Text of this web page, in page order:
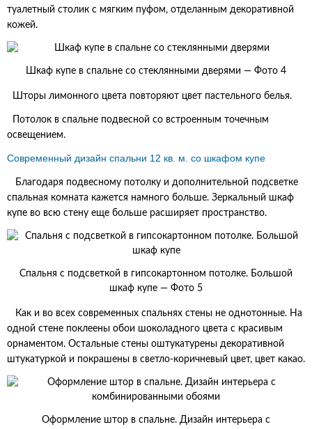
туалетный столик с мягким пуфом, отделанным декоративной
кожей.
Шкаф купе в спальне со стеклянными дверями — Фото 4
Шторы лимонного цвета повторяют цвет пастельного белья.
Потолок в спальне подвесной со встроенным точечным
освещением.
Современный дизайн спальни 12 кв. м. со шкафом купе
Благодаря подвесному потолку и дополнительной подсветке
спальная комната кажется намного больше. Зеркальный шкаф
купе во всю стену еще больше расширяет пространство.
Спальня с подсветкой в гипсокартонном потолке. Большой
шкаф купе — Фото 5
Как и во всех современных спальнях стены не однотонные. На
одной стене поклеены обои шоколадного цвета с красивым
орнаментом. Остальные стены оштукатурены декоративной
штукатуркой и покрашены в светло-коричневый цвет, цвет какао.
Оформление штор в спальне. Дизайн интерьера с